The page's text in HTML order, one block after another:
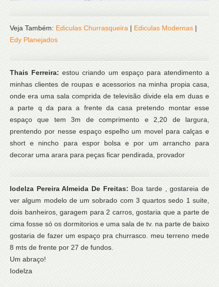
Veja Também: Ediculas Churrasqueira | Ediculas Modernas |
Edy Planejados
Thais Ferreira:estou criando um espaço para atendimento a
minhas clientes de roupas e acessorios na minha propia casa,
onde era uma sala comprida de televisão divide ela em duas e
a parte q da para a frente da casa pretendo montar esse
espaço que tem 3m de comprimento e 2,20 de largura,
prentendo por nesse espaço espelho um movel para calças e
short e nincho para espor bolsa e por um arrancho para
decorar uma arara para peças ficar pendirada, provador
Iodelza Pereira Almeida De Freitas: Boa tarde , gostareia de
ver algum modelo de um sobrado com 3 quartos sedo 1 suite,
dois banheiros, garagem para 2 carros, gostaria que a parte de
cima fosse só os dormitorios e uma sala de tv. na parte de baixo
gostaria de fazer um espaço pra churrasco. meu terreno mede
8 mts de frente por 27 de fundos.
Um abraço!
Iodelza